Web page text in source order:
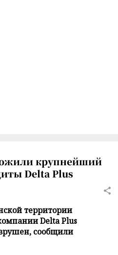
крупнейший
Delta Plus
территории
Delta Plus
сообщили